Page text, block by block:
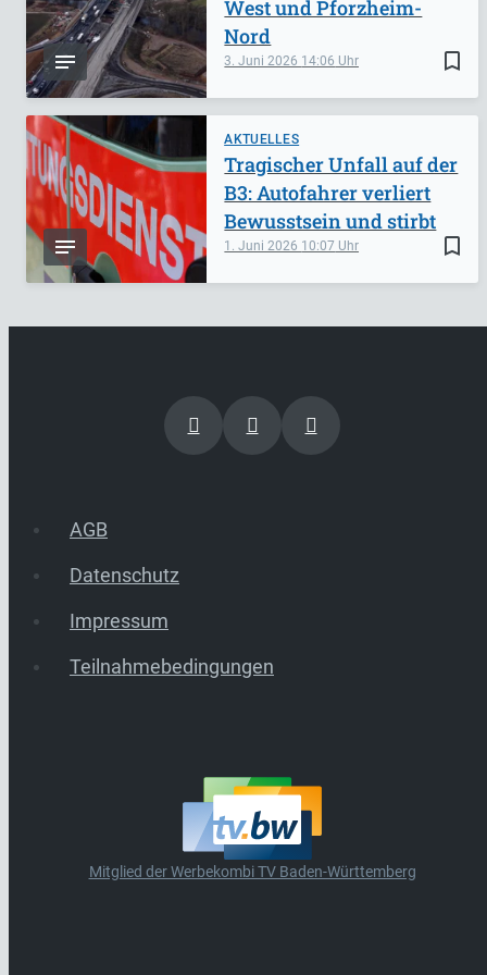
bookmark_border
3. Juni 2026 14:06
West und Pforzheim-
Nord
AKTUELLES
bookmark_border
1. Juni 2026 10:07
Tragischer Unfall auf der
B3: Autofahrer verliert
Bewusstsein und stirbt
AGB
Datenschutz
Impressum
Teilnahmebedingungen
Mitglied der Werbekombi TV Baden-Württemberg